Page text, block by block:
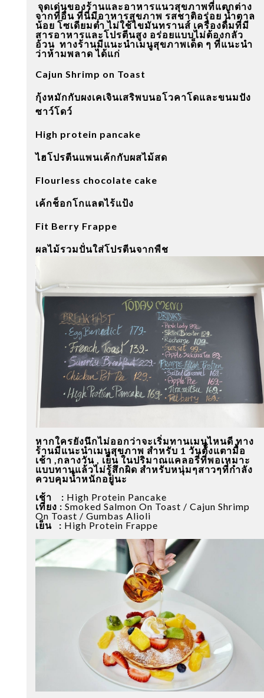
จุดเด่นของร้านและอาหารแนวสุขภาพที่แตกต่าง
จากที่อื่น ที่นี่มีอาหารสุขภาพ รสชาติอร่อย น้ำตาล
น้อย โซเดียมต่ำ ไม่ใช้ไขมันทรานส์ เครื่องดื่มที่มี
สารอาหารและโปรตีนสูง อร่อยแบบไม่ต้องกลัว
อ้วน ทางร้านมีแนะนำเมนูสุขภาพเด็ด ๆ ที่แนะนำ
ว่าห้ามพลาด ได้แก่
Cajun Shrimp on Toast
กุ้งหมักกับผงเคเจินเสริพบนอโวคาโดและขนมปัง
ซาว์โดว์
High protein pancake
ไฮโปรตีนแพนเค้กกับผสไม้สด
Flourless chocolate cake
เค้กช็อกโกแลตไร้แป้ง
Fit Berry Frappe
ผลไม้รวมปั่นใส่โปรตีนจากพืช
หากใครยังนึกไม่ออกว่าจะเริ่มทานเมนูไหนดี ทาง
ร้านมีแนะนำเมนูสุขภาพ สำหรับ 1 วันตั้งแตามื้อ
เช้า ,กลางวัน , เย็น ในปริมาณแคลอรี่ที่พอเหมาะ
แบบทานแล้วไม่รู้สึกผิด สำหรับหนุ่มๆสาวๆที่กำลัง
ควบคุมน้ำหนักอยู่นะ
เช้า : High Protein Pancake
เที่ยง : Smoked Salmon On Toast / Cajun Shrimp
On Toast / Gumbas Alioli
เย็น : High Protein Frappe